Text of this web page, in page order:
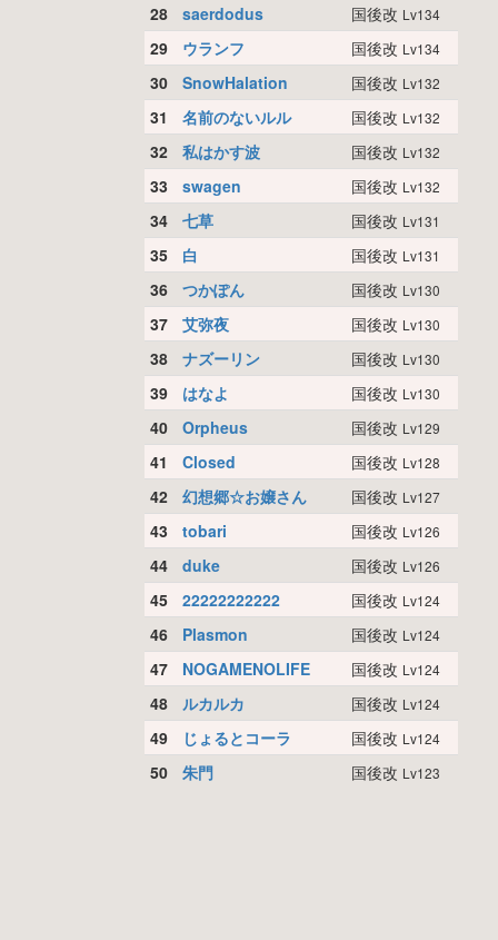
28 saerdodus 国後改 Lv134
29 ウランフ 国後改 Lv134
30 SnowHalation 国後改 Lv132
31 名前のないルル 国後改 Lv132
32 私はかす波 国後改 Lv132
33 swagen 国後改 Lv132
34 七草 国後改 Lv131
35 白 国後改 Lv131
36 つかぽん 国後改 Lv130
37 艾弥夜 国後改 Lv130
38 ナズーリン 国後改 Lv130
39 はなよ 国後改 Lv130
40 Orpheus 国後改 Lv129
41 Closed 国後改 Lv128
42 幻想郷☆お嬢さん 国後改 Lv127
43 tobari 国後改 Lv126
44 duke 国後改 Lv126
45 22222222222 国後改 Lv124
46 Plasmon 国後改 Lv124
47 NOGAMENOLIFE 国後改 Lv124
48 ルカルカ 国後改 Lv124
49 じょるとコーラ 国後改 Lv124
50 朱門 国後改 Lv123